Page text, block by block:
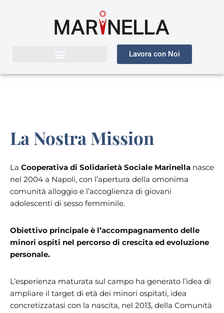
Lavora con Noi
La Nostra Mission
La Cooperativa di Solidarietà Sociale Marinella nasce
nel 2004 a Napoli, con l’apertura della omonima
comunità alloggio e l’accoglienza di giovani
adolescenti di sesso femminile.
Obiettivo principale è l’accompagnamento delle
minori ospiti nel percorso di crescita ed evoluzione
personale.
L’esperienza maturata sul campo ha generato l’idea di
ampliare il target di età dei minori ospitati, idea
concretizzatasi con la nascita, nel 2013, della Comunità